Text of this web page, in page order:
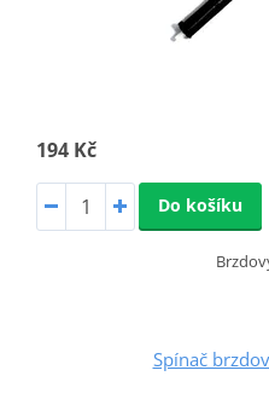
194 Kč
Do košíku
Spínač